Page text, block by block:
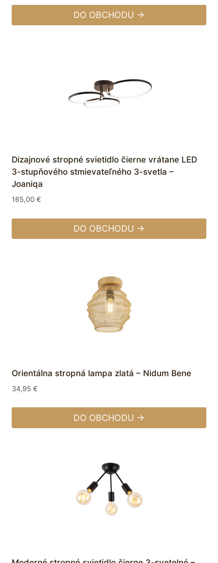
DO OBCHODU →
Dizajnové stropné svietidlo čierne vrátane LED
3-stupňového stmievateľného 3-svetla –
Joaniqa
165,00 €
DO OBCHODU →
Orientálna stropná lampa zlatá – Nidum Bene
34,95 €
DO OBCHODU →